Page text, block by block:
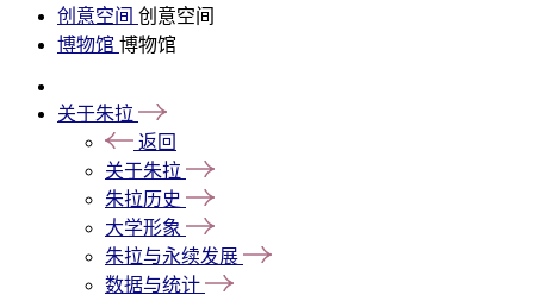
创意空间 创意空间
博物馆 博物馆
关于朱拉
返回
关于朱拉
朱拉历史
大学形象
朱拉与永续发展
数据与统计